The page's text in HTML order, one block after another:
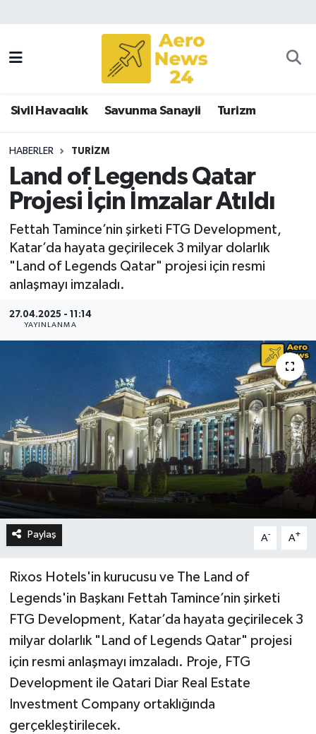
Sivil Havacılık Savunma Sanayii Turizm
HABERLER TURIZM
Land of Legends Qatar
Projesi İçin İmzalar Atıldı
Fettah Tamince’nin şirketi FTG Development,
Katar’da hayata geçirilecek 3 milyar dolarlık
"Land of Legends Qatar" projesi için resmi
anlaşmayı imzaladı.
27.04.2025 - 11:14
YAYINLANMA
Paylaş A- A+
Rixos Hotels'in kurucusu ve The Land of
Legends'in Başkanı Fettah Tamince’nin şirketi
FTG Development, Katar’da hayata geçirilecek 3
milyar dolarlık "Land of Legends Qatar" projesi
için resmi anlaşmayı imzaladı. Proje, FTG
Development ile Qatari Diar Real Estate
Investment Company ortaklığında
gerçekleştirilecek.